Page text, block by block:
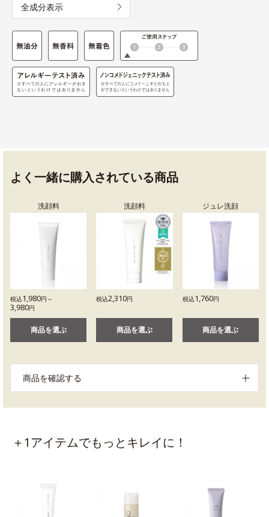
全成分表示
よく一緒に購入されている商品
洗顔料
税込1,980円～
3,980円
商品を選ぶ
洗顔料
税込2,310円
商品を選ぶ
ジュレ洗顔
税込1,760円
商品を選ぶ
商品を確認する
＋1アイテムでもっとキレイに！